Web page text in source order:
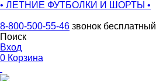
• ЛЕТНИЕ ФУТБОЛКИ И ШОРТЫ •
8-800-500-55-46 звонок бесплатный
Поиск
Вход
0 Корзина